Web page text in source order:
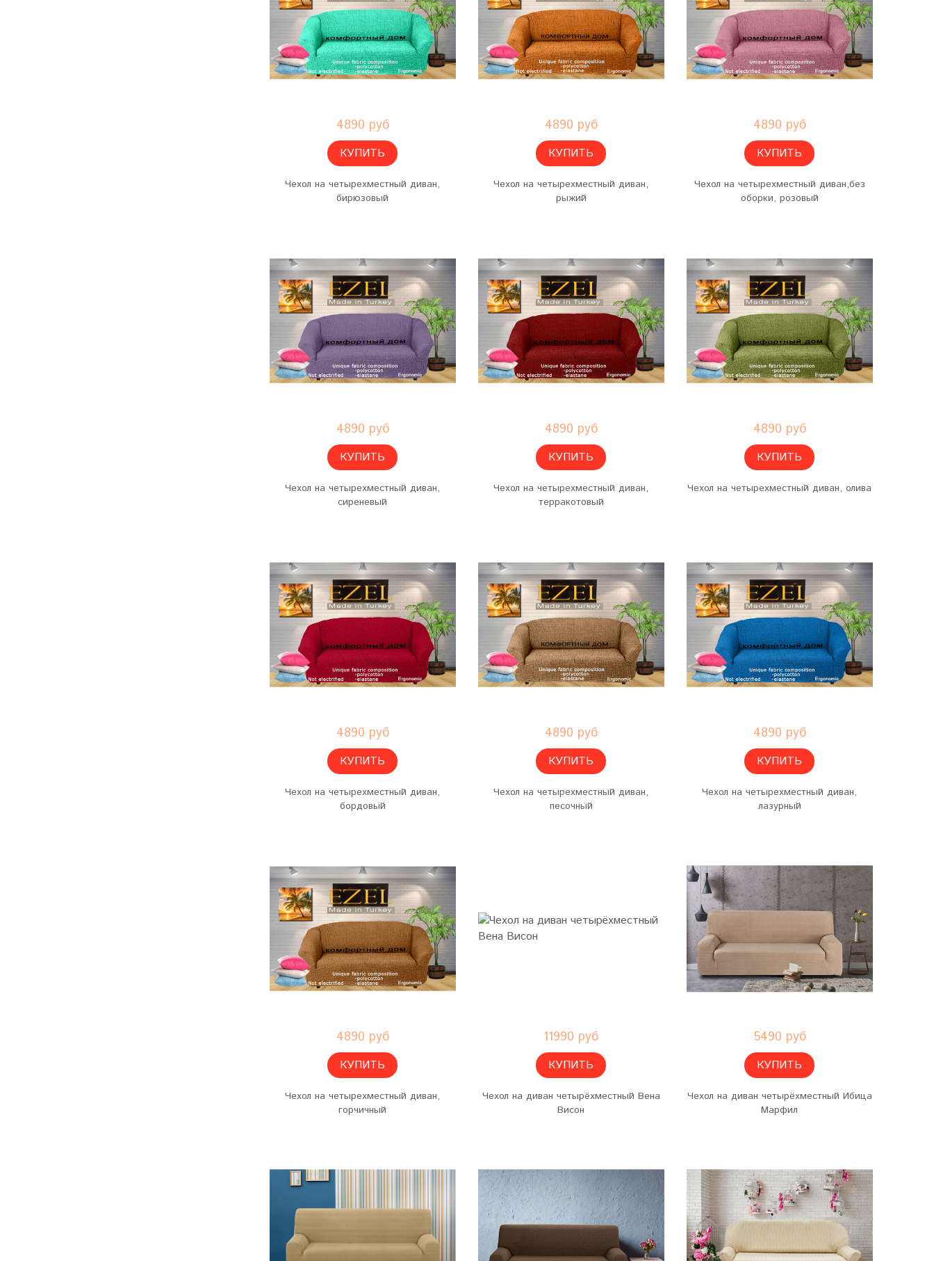
4890 руб
КУПИТЬ
Чехол на четырехместный диван,
бирюзовый
4890 руб
КУПИТЬ
Чехол на четырехместный диван,
рыжий
4890 руб
КУПИТЬ
Чехол на четырехместный диван,без
оборки, розовый
4890 руб
КУПИТЬ
Чехол на четырехместный диван,
сиреневый
4890 руб
КУПИТЬ
Чехол на четырехместный диван,
терракотовый
4890 руб
КУПИТЬ
Чехол на четырехместный диван, олива
4890 руб
КУПИТЬ
Чехол на четырехместный диван,
бордовый
4890 руб
КУПИТЬ
Чехол на четырехместный диван,
песочный
4890 руб
КУПИТЬ
Чехол на четырехместный диван,
лазурный
4890 руб
КУПИТЬ
Чехол на четырехместный диван,
горчичный
11990 руб
КУПИТЬ
Чехол на диван четырёхместный Вена
Висон
5490 руб
КУПИТЬ
Чехол на диван четырёхместный Ибица
Марфил